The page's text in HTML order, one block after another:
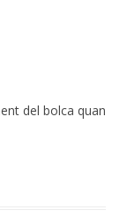
del bolca quan